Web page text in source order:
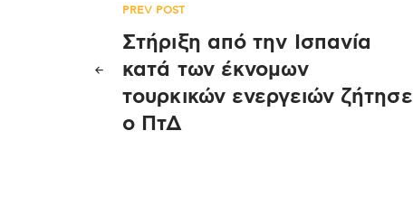
Πλοήγηση
άρθρων
PREV POST
Στήριξη από την Ισπανία
κατά των έκνομων
τουρκικών ενεργειών ζήτησε
ο ΠτΔ